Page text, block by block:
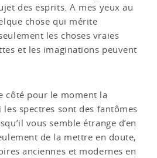
des esprits. A mes yeux au
chose qui mérite
les choses vraies
et les imaginations peuvent
côté pour le moment la
spectres sont des fantômes
vous semble étrange d’en
de la mettre en doute,
anciennes et modernes en